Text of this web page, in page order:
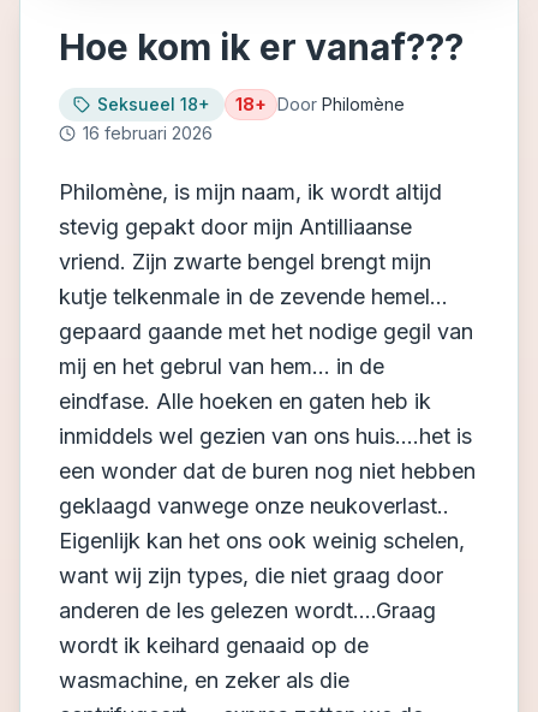
Hoe kom ik er vanaf???
Seksueel 18+ 18+ Door Philomène
16 februari 2026
Philomène, is mijn naam, ik wordt altijd
stevig gepakt door mijn Antilliaanse
vriend. Zijn zwarte bengel brengt mijn
kutje telkenmale in de zevende hemel...
gepaard gaande met het nodige gegil van
mij en het gebrul van hem... in de
eindfase. Alle hoeken en gaten heb ik
inmiddels wel gezien van ons huis....het is
een wonder dat de buren nog niet hebben
geklaagd vanwege onze neukoverlast..
Eigenlijk kan het ons ook weinig schelen,
want wij zijn types, die niet graag door
anderen de les gelezen wordt....Graag
wordt ik keihard genaaid op de
wasmachine, en zeker als die